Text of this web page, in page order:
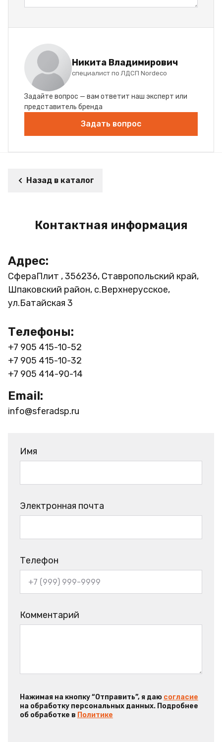
Никита Владимирович
специалист по ЛДСП Nordeco
Задайте вопрос — вам ответит наш эксперт или
представитель бренда
Задать вопрос
Назад в каталог
Контактная информация
Адрес:
СфераПлит , 356236, Ставропольский край,
Шпаковский район, с.Верхнерусское,
ул.Батайская 3
Телефоны:
+7 905 415-10-52
+7 905 415-10-32
+7 905 414-90-14
Email:
info@sferadsp.ru
Имя
Электронная почта
Телефон
Комментарий
Нажимая на кнопку “Отправить”, я даю согласие
на обработку персональных данных. Подробнее
об обработке в Политике